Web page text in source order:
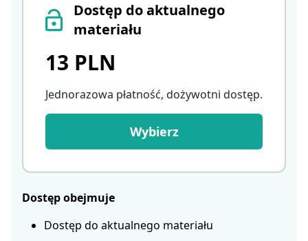
Dostęp do aktualnego
materiału
13 PLN
Jednorazowa płatność, dożywotni dostęp.
Wybierz
Dostęp obejmuje
Dostęp do aktualnego materiału